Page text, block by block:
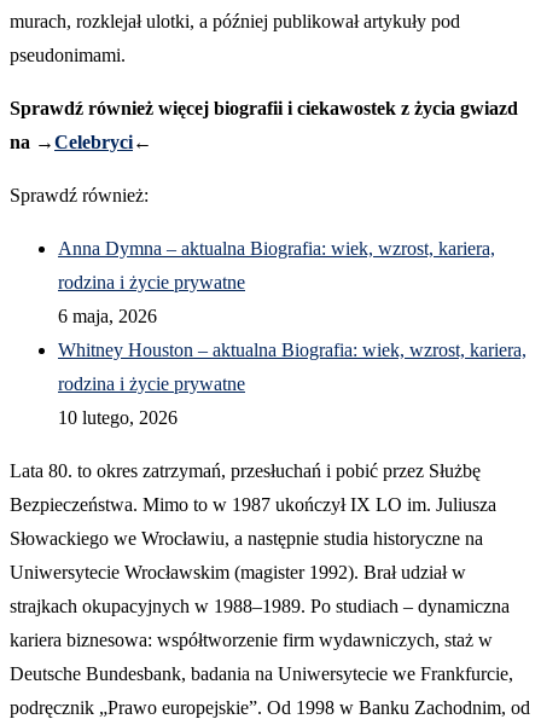
murach, rozklejał ulotki, a później publikował artykuły pod
pseudonimami.
Sprawdź również więcej biografii i ciekawostek z życia gwiazd
na →Celebryci←
Sprawdź również:
Anna Dymna – aktualna Biografia: wiek, wzrost, kariera,
rodzina i życie prywatne
6 maja, 2026
Whitney Houston – aktualna Biografia: wiek, wzrost, kariera,
rodzina i życie prywatne
10 lutego, 2026
Lata 80. to okres zatrzymań, przesłuchań i pobić przez Służbę
Bezpieczeństwa. Mimo to w 1987 ukończył IX LO im. Juliusza
Słowackiego we Wrocławiu, a następnie studia historyczne na
Uniwersytecie Wrocławskim (magister 1992). Brał udział w
strajkach okupacyjnych w 1988–1989. Po studiach – dynamiczna
kariera biznesowa: współtworzenie firm wydawniczych, staż w
Deutsche Bundesbank, badania na Uniwersytecie we Frankfurcie,
podręcznik „Prawo europejskie”. Od 1998 w Banku Zachodnim, od